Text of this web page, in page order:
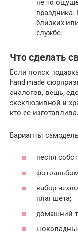
не то
праздника.
близких
службе.
Что сделать
Если поиск
hand made
аналогов, вещь,
эксклюзивной и
кто ее
Варианты
песня
набор
планшета;
домашний